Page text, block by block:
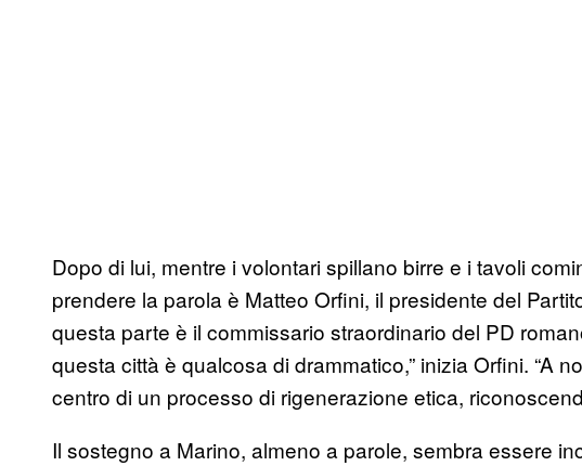
Dopo di lui, mentre i volontari spillano birre e i tavoli
prendere la parola è Matteo Orfini, il presidente del
questa parte è il commissario straordinario del PD
questa città è qualcosa di drammatico,” inizia Orfini. “A
centro di un processo di rigenerazione etica,
Il sostegno a Marino, almeno a parole, sembra essere